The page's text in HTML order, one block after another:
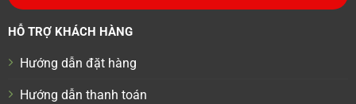
HỖ TRỢ KHÁCH HÀNG
Hướng dẫn đặt hàng
Hướng dẫn thanh toán